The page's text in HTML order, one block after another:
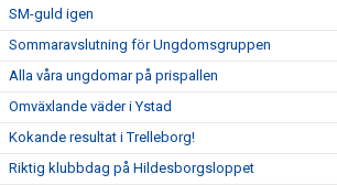
SM-guld igen
Sommaravslutning för Ungdomsgruppen
Alla våra ungdomar på prispallen
Omväxlande väder i Ystad
Kokande resultat i Trelleborg!
Riktig klubbdag på Hildesborgsloppet